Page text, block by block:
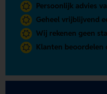
Persoonlijk advies
Geheel vrijblijvend
Wij rekenen geen
Klanten beoordelen